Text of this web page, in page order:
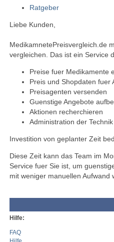
Ratgeber
Liebe Kunden,
MedikamnetePreisvergleich.de
vergleichen. Das ist ein Service
Preise fuer Medikamente
Preis und Shopdaten fuer
Preisagenten versenden
Guenstige Angebote
Aktionen recherchieren
Administration der Technik
Investition von geplanter Zeit
Diese Zeit kann das Team im
Service fuer Sie ist, um
mit weniger manuellen Aufwand
Hilfe:
FAQ